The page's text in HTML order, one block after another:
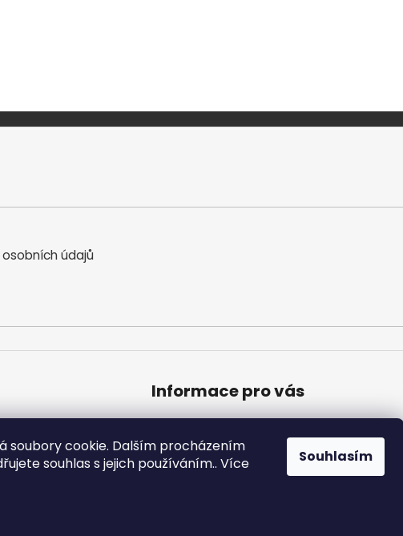
soubory cookie. Dalším procházením
souhlas s jejich používáním.. Více
Souhlasím
údajů
Informace pro vás
Podmínky ochrany osobních údajů
Moje objednávka